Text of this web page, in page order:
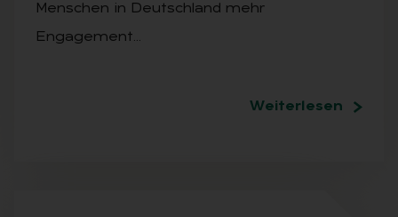
Menschen in Deutschland mehr
Engagement…
Weiterlesen